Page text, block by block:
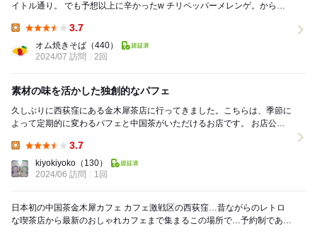
イトル通り。 でも予想以上に辛かったw チリペッパーメレンゲ。から
3.7
オム焼きそば （440）
2024/07 訪問
2回
素材の味を活かした独創的なパフェ
久しぶりに西荻窪にある金木犀茶店に行ってきました。こちらは、季節に
よって定期的に変わるパフェと中国茶がいただけるお店です。 お店公式
3.7
kiyokiyoko （130）
2024/06 訪問
1回
日本初の中国茶金木犀カフェ カフェ激戦区の西荻窪…昔ながらのレトロ
な喫茶店から最新のおしゃれカフェまで集まるこの場所で…予約制であり